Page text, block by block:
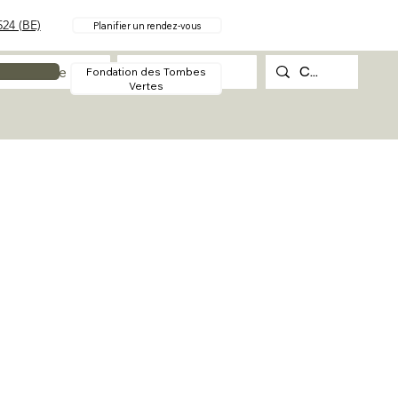
(BE) Planifier un rendez-vous
Contact
Fondation des Tombes
Vertes